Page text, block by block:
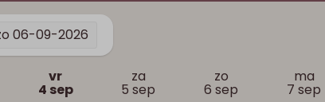
06-09-2026
vr
4 sep
za
5 sep
zo
6 sep
ma
7 sep